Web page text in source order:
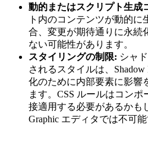
動的またはスクリプト生成
ト内のコンテンツが動的
合、変更が期待通りに永続
ない可能性があります。
スタイリングの制限: シャ
されるスタイルは、
化のために内部要素に影響
ます。CSS ルールはコン
接適用する必要があるかも
Graphic エディタでは不可能